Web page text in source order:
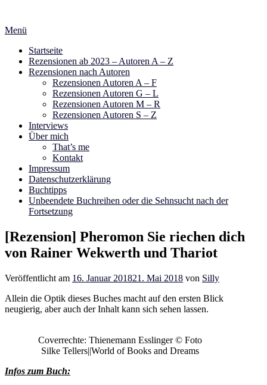
springen
Menü
Startseite
Rezensionen ab 2023 – Autoren A – Z
Rezensionen nach Autoren
Rezensionen Autoren A – F
Rezensionen Autoren G – L
Rezensionen Autoren M – R
Rezensionen Autoren S – Z
Interviews
Über mich
That’s me
Kontakt
Impressum
Datenschutzerklärung
Buchtipps
Unbeendete Buchreihen oder die Sehnsucht nach der
Fortsetzung
[Rezension] Pheromon Sie riechen dich
von Rainer Wekwerth und Thariot
Veröffentlicht am 16. Januar 201821. Mai 2018 von Silly
Allein die Optik dieses Buches macht auf den ersten Blick
neugierig, aber auch der Inhalt kann sich sehen lassen.
Coverrechte: Thienemann Esslinger © Foto
Silke Tellers||World of Books and Dreams
Infos zum Buch: